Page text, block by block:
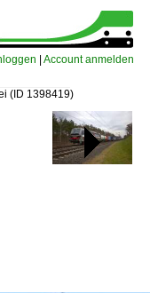
Account anmelden
(ID 1398419)